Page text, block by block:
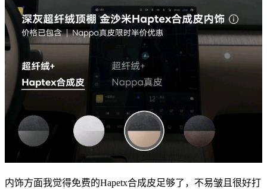
内饰方面我觉得免费的Hapetx合成皮足够了，不易皱且很好打